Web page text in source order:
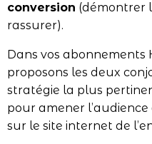
conversion (démontrer
rassurer).
Dans vos abonnements
proposons les deux
stratégie la plus
pour amener
sur le site internet de